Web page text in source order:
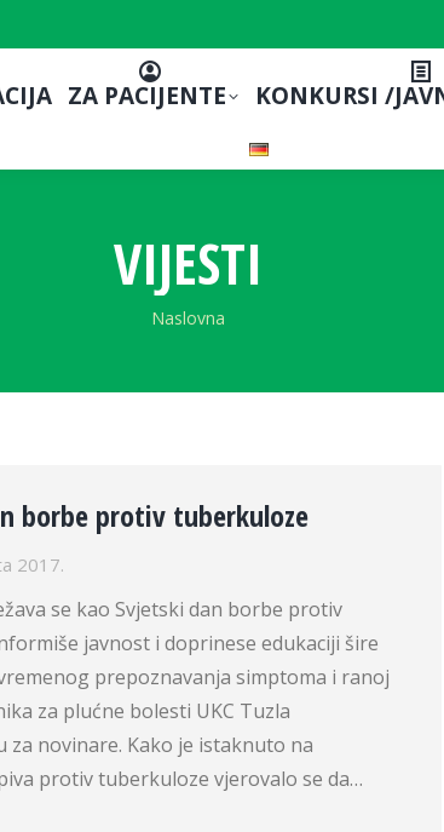
ZA PACIJENTE KONKURSI /
VIJESTI
You are here:
Naslovna
borbe protiv tuberkuloze
2017.
se kao Svjetski dan borbe protiv
javnost i doprinese edukaciji šire
prepoznavanja simptoma i ranoj
za plućne bolesti UKC Tuzla
novinare. Kako je istaknuto na
protiv tuberkuloze vjerovalo se da…